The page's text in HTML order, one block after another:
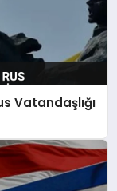
Vatandaşlığı